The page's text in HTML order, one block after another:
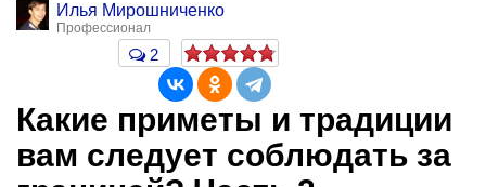
Илья Мирошниченко
Профессионал
2
Какие приметы и традиции
вам следует соблюдать за